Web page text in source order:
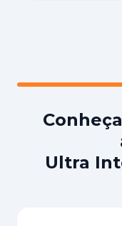
Ultra